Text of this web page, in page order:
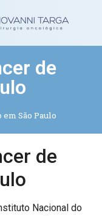
de
São Paulo
de
Nacional do